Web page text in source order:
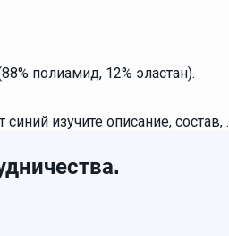
полиамид, 12% эластан).
изучите описание, состав, .